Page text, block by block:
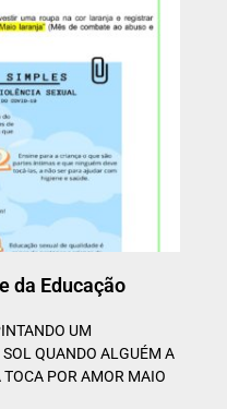
da Educação
UM
QUANDO ALGUÉM A
TOCA POR AMOR MAIO